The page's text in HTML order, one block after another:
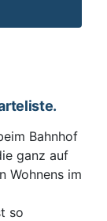
Bahnhof
ganz auf
Wohnens im
so